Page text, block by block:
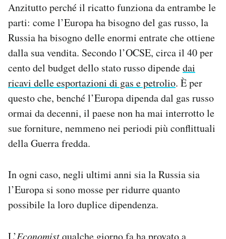
Anzitutto perché il ricatto funziona da entrambe le
parti: come l’Europa ha bisogno del gas russo, la
Russia ha bisogno delle enormi entrate che ottiene
dalla sua vendita. Secondo l’OCSE, circa il 40 per
cento del budget dello stato russo dipendedai
ricavi delle esportazioni di gas e petrolio. È per
questo che, benché l’Europa dipenda dal gas russo
ormai da decenni, il paese non ha mai interrotto le
sue forniture, nemmeno nei periodi più conflittuali
della Guerra fredda.
In ogni caso, negli ultimi anni sia la Russia sia
l’Europa si sono mosse per ridurre quanto
possibile la loro duplice dipendenza.
Economist